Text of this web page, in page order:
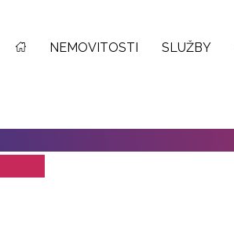
NEMOVITOSTI SLUŽBY